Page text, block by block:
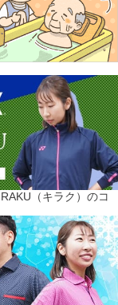
（キラク）のコ